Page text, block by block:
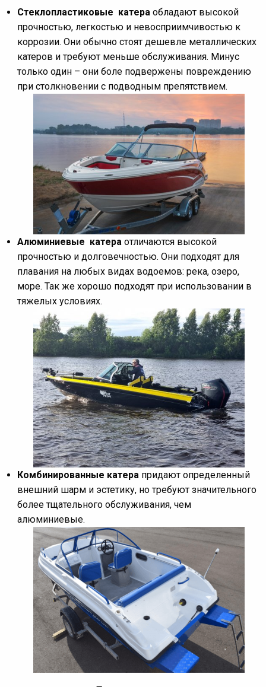
Стеклопластиковые катера обладают высокой
прочностью, легкостью и невосприимчивостью к
коррозии. Они обычно стоят дешевле металлических
катеров и требуют меньше обслуживания. Минус
только один – они боле подвержены повреждению
при столкновении с подводным препятствием.
Алюминиевые катераотличаются высокой
прочностью и долговечностью. Они подходят для
плавания на любых видах водоемов: река, озеро,
море. Так же хорошо подходят при использовании в
тяжелых условиях.
Комбинированные катерапридают определенный
внешний шарм и эстетику, но требуют значительного
более тщательного обслуживания, чем
алюминиевые.